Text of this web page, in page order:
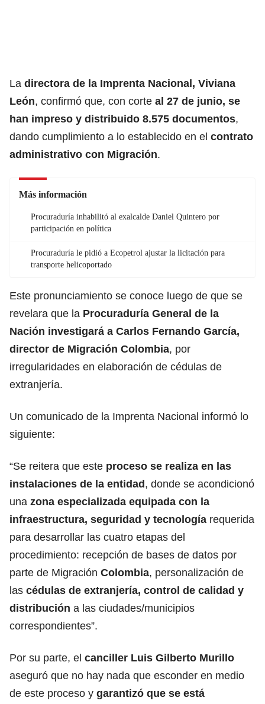
La directora de la Imprenta Nacional, Viviana
León, confirmó que, con corte al 27 de junio, se
han impreso y distribuido 8.575 documentos,
dando cumplimiento a lo establecido en el contrato
administrativo con Migración.
Más información
Procuraduría inhabilitó al exalcalde Daniel Quintero por
participación en política
Procuraduría le pidió a Ecopetrol ajustar la licitación para
transporte helicoportado
Este pronunciamiento se conoce luego de que se
revelara que la Procuraduría General de la
Nación investigará a Carlos Fernando García,
director de Migración Colombia, por
irregularidades en elaboración de cédulas de
extranjería.
Un comunicado de la Imprenta Nacional informó lo
siguiente:
“Se reitera que este proceso se realiza en las
instalaciones de la entidad, donde se acondicionó
una zona especializada equipada con la
infraestructura, seguridad y tecnología requerida
para desarrollar las cuatro etapas del
procedimiento: recepción de bases de datos por
parte de Migración Colombia, personalización de
las cédulas de extranjería, control de calidad y
distribución a las ciudades/municipios
correspondientes”.
Por su parte, el canciller Luis Gilberto Murillo
aseguró que no hay nada que esconder en medio
de este proceso y garantizó que se está